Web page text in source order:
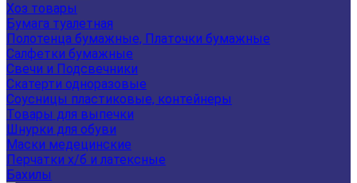
Хоз товары
Бумага туалетная
Полотенца бумажные, Платочки бумажные
Салфетки бумажные
Свечи и Подсвечники
Скатерти одноразовые
Соусницы пластиковые, контейнеры
Товары для выпечки
Шнурки для обуви
Маски медецинские
Перчатки х/б и латексные
Бахилы